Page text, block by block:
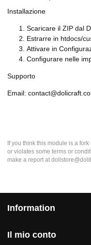
Installazione
Scaricare il ZIP dal
Estrarre in htdocs/
Attivare in
Configurare nelle
Supporto
Email:
If you think this module is a
or violates some terms or
make a report at
Information
Il mio conto